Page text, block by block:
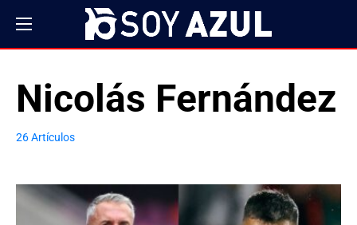
Nicolás Fernández
26 Artículos